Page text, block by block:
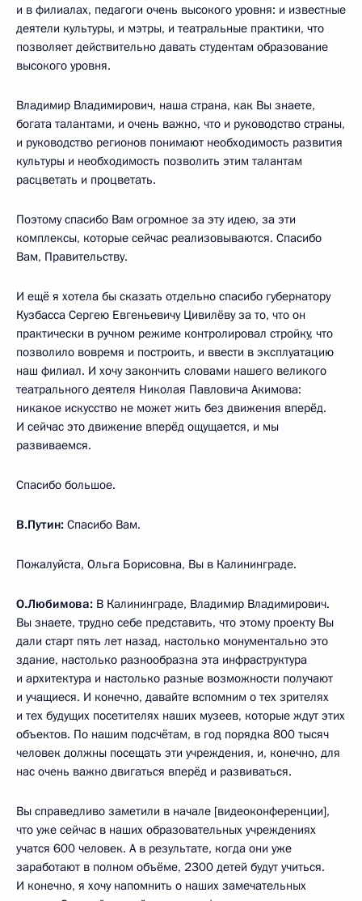
и в филиалах, педагоги очень высокого уровня: и известные
деятели культуры, и мэтры, и театральные практики, что
позволяет действительно давать студентам образование
высокого уровня.
Владимир Владимирович, наша страна, как Вы знаете,
богата талантами, и очень важно, что и руководство страны,
и руководство регионов понимают необходимость развития
культуры и необходимость позволить этим талантам
расцветать и процветать.
Поэтому спасибо Вам огромное за эту идею, за эти
комплексы, которые сейчас реализовываются. Спасибо
Вам, Правительству.
И ещё я хотела бы сказать отдельно спасибо губернатору
Кузбасса Сергею Евгеньевичу Цивилёву за то, что он
практически в ручном режиме контролировал стройку, что
позволило вовремя и построить, и ввести в эксплуатацию
наш филиал. И хочу закончить словами нашего великого
театрального деятеля Николая Павловича Акимова:
никакое искусство не может жить без движения вперёд.
И сейчас это движение вперёд ощущается, и мы
развиваемся.
Спасибо большое.
В.Путин: Спасибо Вам.
Пожалуйста, Ольга Борисовна, Вы в Калининграде.
О.Любимова: В Калининграде, Владимир Владимирович.
Вы знаете, трудно себе представить, что этому проекту Вы
дали старт пять лет назад, настолько монументально это
здание, настолько разнообразна эта инфраструктура
и архитектура и настолько разные возможности получают
и учащиеся. И конечно, давайте вспомним о тех зрителях
и тех будущих посетителях наших музеев, которые ждут этих
объектов. По нашим подсчётам, в год порядка 800 тысяч
человек должны посещать эти учреждения, и, конечно, для
нас очень важно двигаться вперёд и развиваться.
Вы справедливо заметили в начале [видеоконференции],
что уже сейчас в наших образовательных учреждениях
учатся 600 человек. А в результате, когда они уже
заработают в полном объёме, 2300 детей будут учиться.
И конечно, я хочу напомнить о наших замечательных